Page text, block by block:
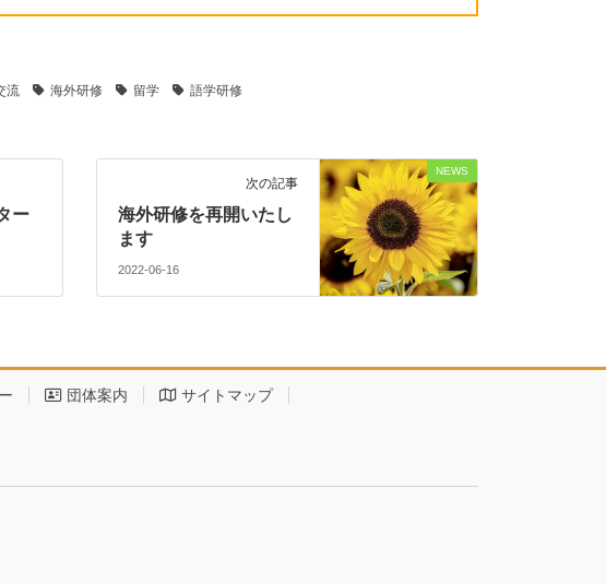
流 海外研修 留学 語学研修
ー
NEWS
次の記事
海外研修を再開いたし
ます
2022-06-16
団体案内 サイトマップ